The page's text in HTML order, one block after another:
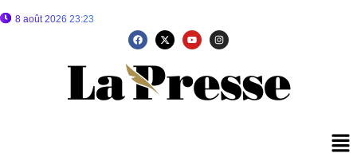
8 août 2026 23:23